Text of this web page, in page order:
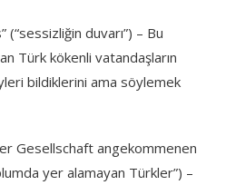
(“sessizliğin duvarı”) – Bu
Türk kökenli vatandaşların
bildiklerini ama söylemek
Gesellschaft angekommenen
yer alamayan Türkler”) –